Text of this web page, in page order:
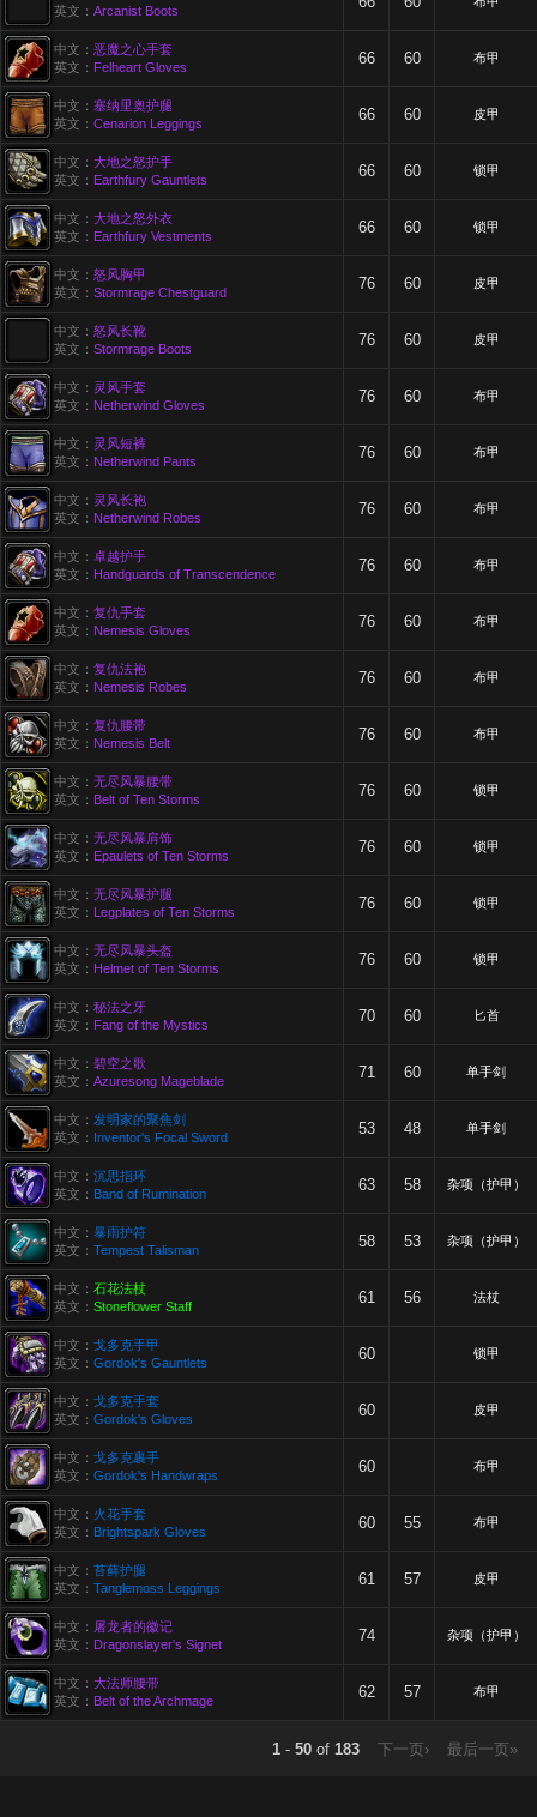
英文： Arcanist Boots
中文： 恶魔之心手套
英文： Felheart Gloves 66 60 布甲
中文： 塞纳里奥护腿
英文： Cenarion Leggings 66 60 皮甲
中文： 大地之怒护手
英文： Earthfury Gauntlets 66 60 锁甲
中文： 大地之怒外衣
英文： Earthfury Vestments 66 60 锁甲
中文： 怒风胸甲
英文： Stormrage Chestguard 76 60 皮甲
中文： 怒风长靴
英文： Stormrage Boots 76 60 皮甲
中文： 灵风手套
英文： Netherwind Gloves 76 60 布甲
中文： 灵风短裤
英文： Netherwind Pants 76 60 布甲
中文： 灵风长袍
英文： Netherwind Robes 76 60 布甲
中文： 卓越护手
英文： Handguards of Transcendence 76 60 布甲
中文： 复仇手套
英文： Nemesis Gloves 76 60 布甲
中文： 复仇法袍
英文： Nemesis Robes 76 60 布甲
中文： 复仇腰带
英文： Nemesis Belt 76 60 布甲
中文： 无尽风暴腰带
英文： Belt of Ten Storms 76 60 锁甲
中文： 无尽风暴肩饰
英文： Epaulets of Ten Storms 76 60 锁甲
中文： 无尽风暴护腿
英文： Legplates of Ten Storms 76 60 锁甲
中文： 无尽风暴头盔
英文： Helmet of Ten Storms 76 60 锁甲
中文： 秘法之牙
英文： Fang of the Mystics 70 60 匕首
中文： 碧空之歌
英文： Azuresong Mageblade 71 60 单手剑
中文： 发明家的聚焦剑
英文： Inventor's Focal Sword 53 48 单手剑
中文： 沉思指环
英文： Band of Rumination 63 58 杂项（护甲）
中文： 暴雨护符
英文： Tempest Talisman 58 53 杂项（护甲）
中文： 石花法杖
英文： Stoneflower Staff 61 56 法杖
中文： 戈多克手甲
英文： Gordok's Gauntlets 60 锁甲
中文： 戈多克手套
英文： Gordok's Gloves 60 皮甲
中文： 戈多克裹手
英文： Gordok's Handwraps 60 布甲
中文： 火花手套
英文： Brightspark Gloves 60 55 布甲
中文： 苔藓护腿
英文： Tanglemoss Leggings 61 57 皮甲
中文： 屠龙者的徽记
英文： Dragonslayer's Signet 74 杂项（护甲）
中文： 大法师腰带
英文： Belt of the Archmage 62 57 布甲
1 -50 of 183 下一页› 最后一页»